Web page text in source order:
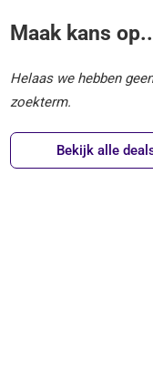
Maak kans op..
Helaas we hebben
zoekterm.
Bekijk alle